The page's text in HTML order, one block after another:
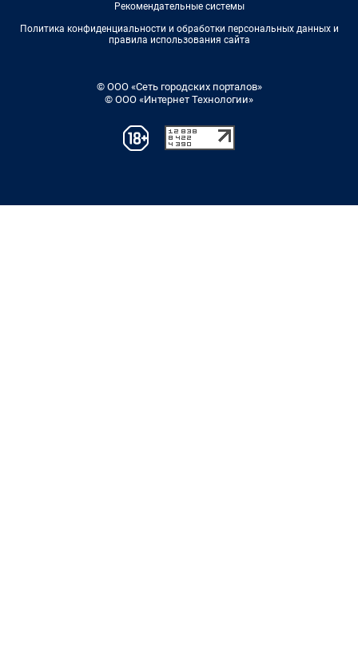
Рекомендательные системы
Политика конфиденциальности и обработки персональных данных и
правила использования сайта
© ООО «Сеть городских порталов»
© ООО «Интернет Технологии»